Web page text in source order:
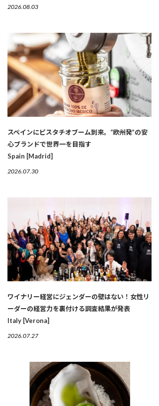
2026.08.03
スペインにピスタチオブーム到来。“欧州発”の安
心ブランドで世界一を目指す
Spain [Madrid]
2026.07.30
ワイナリー経営にジェンダーの壁はない！女性リ
ーダーの経営力を裏付ける調査結果が発表
Italy [Verona]
2026.07.27